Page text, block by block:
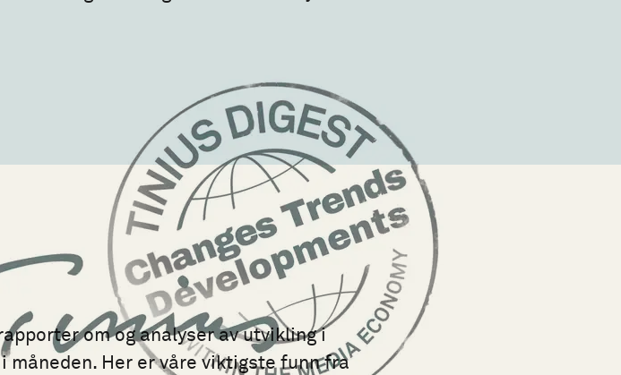
om og analyser av utvikling i
måneden. Her er våre viktigste funn fra